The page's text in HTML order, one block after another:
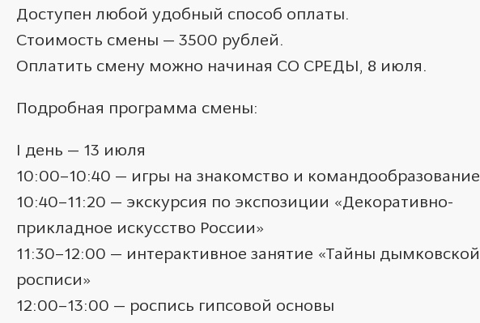
Доступен любой удобный способ оплаты.
Стоимость смены — 3500 рублей.
Оплатить смену можно начиная СО СРЕДЫ, 8 июля.
Подробная программа смены:
I день — 13 июля
10:00–10:40 — игры на знакомство и командообразование
10:40–11:20 — экскурсия по экспозиции «Декоративно-
прикладное искусство России»
11:30–12:00 — интерактивное занятие «Тайны дымковской
росписи»
12:00–13:00 — роспись гипсовой основы